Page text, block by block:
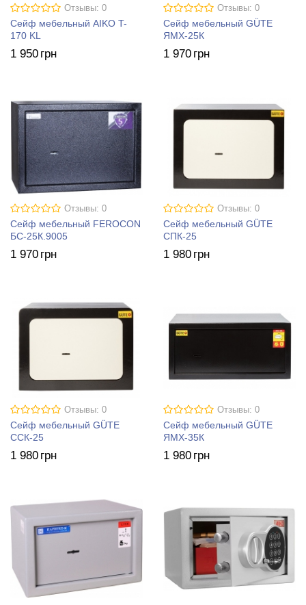
Отзывы: 0
Сейф мебельный AIKO T-
170 KL
1 950 грн
Отзывы: 0
Сейф мебельный GÜTE
ЯМХ-25К
1 970 грн
Отзывы: 0
Сейф мебельный FEROCON
БС-25К.9005
1 970 грн
Отзывы: 0
Сейф мебельный GÜTE
СПК-25
1 980 грн
Отзывы: 0
Сейф мебельный GÜTE
ССК-25
1 980 грн
Отзывы: 0
Сейф мебельный GÜTE
ЯМХ-35К
1 980 грн